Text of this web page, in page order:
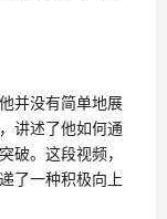
并没有简单地展
讲述了他如何通
破。这段视频，
了一种积极向上